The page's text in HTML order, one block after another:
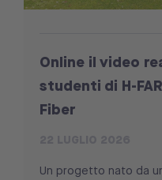
Online il video
studenti di H-
Fiber
Un progetto nato da